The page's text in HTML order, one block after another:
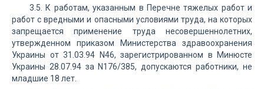
3.5. К работам, указанным в Перечне тяжелых работ и
работ с вредными и опасными условиями труда, на которых
запрещается применение труда несовершеннолетних,
утвержденном приказом Министерства здравоохранения
Украины от 31.03.94 N46, зарегистрированном в Минюсте
Украины 28.07.94 за N176/385, допускаются работники, не
младшие 18 лет.